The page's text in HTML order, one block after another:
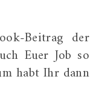
Beitrag der
Euer Job so
habt Ihr dann